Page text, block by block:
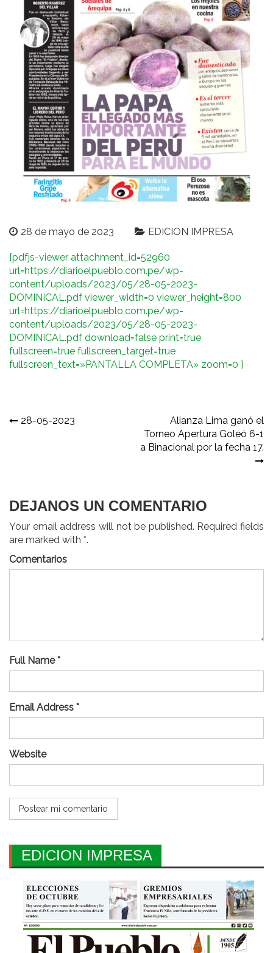
28 de mayo de 2023 EDICION IMPRESA
[pdfjs-viewer attachment_id=52960
url=https://diarioelpueblo.com.pe/wp-
content/uploads/2023/05/28-05-2023-
DOMINICAL.pdf viewer_width=0 viewer_height=800
url=https://diarioelpueblo.com.pe/wp-
content/uploads/2023/05/28-05-2023-
DOMINICAL.pdf download=false print=true
fullscreen=true fullscreen_target=true
fullscreen_text=»PANTALLA COMPLETA» zoom=0 ]
Navegación
28-05-2023
Alianza Lima ganó el
Torneo Apertura Goleó 6-1
a Binacional por la fecha 17.
DEJANOS UN COMENTARIO
Your email address will not be published. Required fields
are marked with *.
Comentarios
Full Name *
Email Address *
Website
EDICION IMPRESA